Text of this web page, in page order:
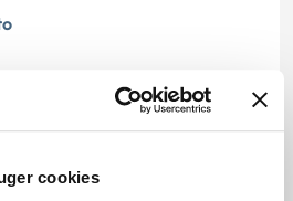
cookies